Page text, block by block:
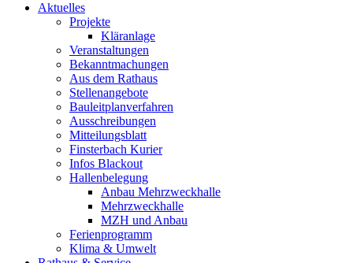
Aktuelles
Projekte
Kläranlage
Veranstaltungen
Bekanntmachungen
Aus dem Rathaus
Stellenangebote
Bauleitplanverfahren
Ausschreibungen
Mitteilungsblatt
Finsterbach Kurier
Infos Blackout
Hallenbelegung
Anbau Mehrzweckhalle
Mehrzweckhalle
MZH und Anbau
Ferienprogramm
Klima & Umwelt